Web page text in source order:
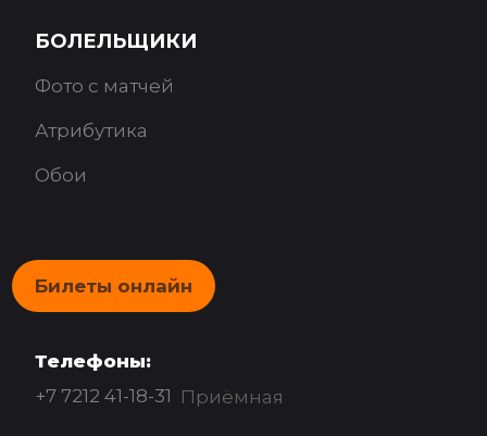
БОЛЕЛЬЩИКИ
Фото с матчей
Атрибутика
Обои
Билеты онлайн
Телефоны:
+7 7212 41-18-31 Приёмная